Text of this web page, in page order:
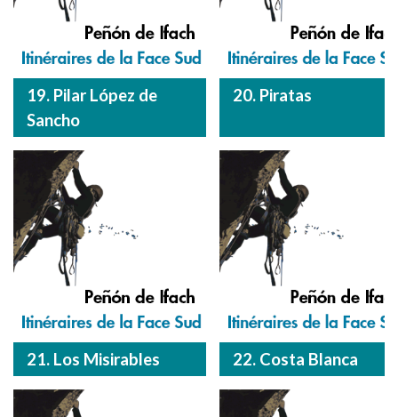
19. Pilar López de
Sancho
20. Piratas
21. Los Misirables 22. Costa Blanca